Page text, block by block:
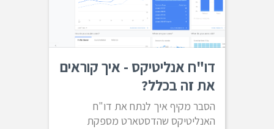
דו"ח אנליטיקס - איך קוראים
את זה בכלל?
הסבר מקיף איך לנתח את דו"ח
האנליטיקס שהדסטארט מספקת